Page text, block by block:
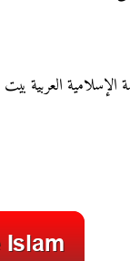
الإسلامية العربية